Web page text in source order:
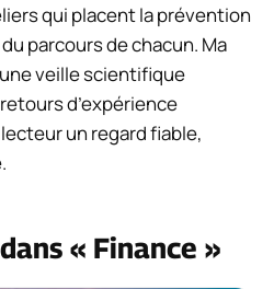
qui placent la prévention
parcours de chacun. Ma
veille scientifique
d’expérience
un regard fiable,
« Finance »